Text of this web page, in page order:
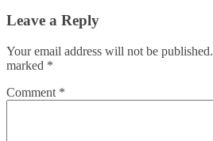
Leave a Reply
Your email address will not be published.
marked *
Comment *